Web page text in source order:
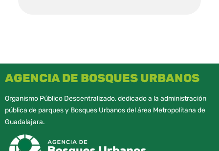
AGENCIA DE BOSQUES URBANOS
Organismo Público Descentralizado, dedicado a la administración
pública de parques y Bosques Urbanos del área Metropolitana de
Guadalajara.